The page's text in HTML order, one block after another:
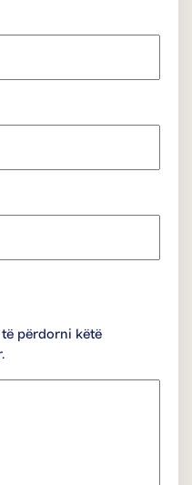
të përdorni këtë